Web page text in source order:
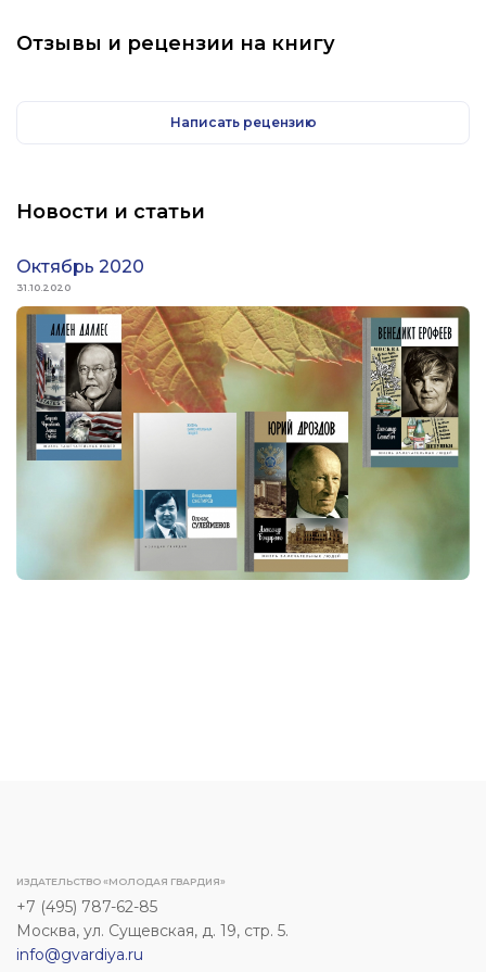
известным журналистом Владимиром
Отзывы и рецензии на книгу
Написать рецензию
Новости и статьи
Октябрь 2020
31.10.2020
ИЗДАТЕЛЬСТВО «МОЛОДАЯ ГВАРДИЯ»
+7 (495) 787-62-85
Москва, ул. Сущевская, д. 19, стр. 5.
info@gvardiya.ru